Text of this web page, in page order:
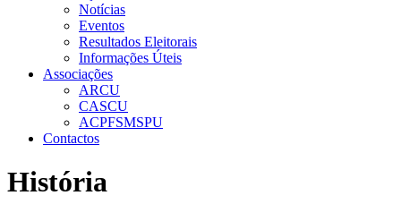
Notícias
Eventos
Resultados Eleitorais
Informações Úteis
Associações
ARCU
CASCU
ACPFSMSPU
Contactos
História